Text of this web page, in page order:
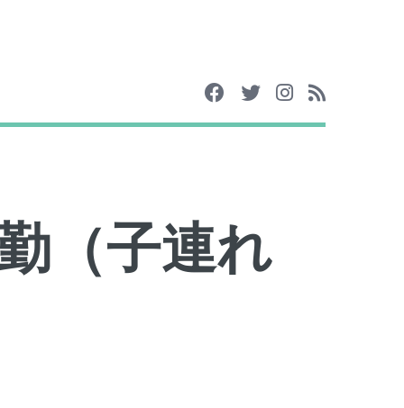
（子連れ